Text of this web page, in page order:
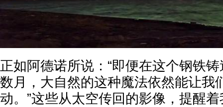
正如阿德诺所说：“即便在这个钢铁
数月，大自然的这种魔法依然能让我
动。”这些从太空传回的影像，提醒